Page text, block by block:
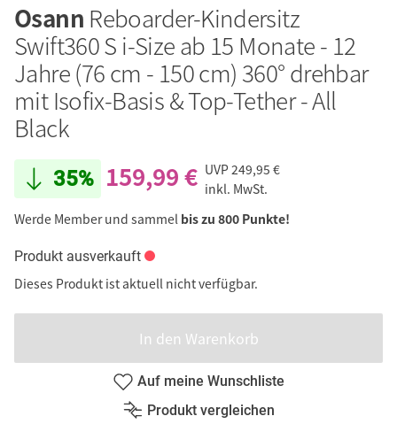
Osann Reboarder-Kindersitz
Swift360 S i-Size ab 15 Monate - 12
Jahre (76 cm - 150 cm) 360° drehbar
mit Isofix-Basis & Top-Tether - All
Black
35% 159,99 € UVP249,95 €
inkl. MwSt.
Werde Member und sammel bis zu 800 Punkte!
Produkt ausverkauft
Dieses Produkt ist aktuell nicht verfügbar.
In den Warenkorb
Auf meine Wunschliste
Produkt vergleichen